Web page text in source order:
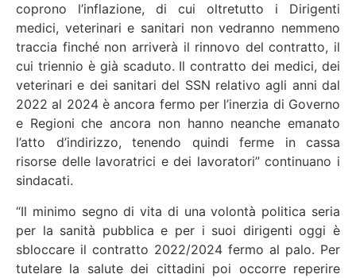
coprono l’inflazione, di cui oltretutto i Dirigenti
medici, veterinari e sanitari non vedranno nemmeno
traccia finché non arriverà il rinnovo del contratto, il
cui triennio è già scaduto. Il contratto dei medici, dei
veterinari e dei sanitari del SSN relativo agli anni dal
2022 al 2024 è ancora fermo per l’inerzia di Governo
e Regioni che ancora non hanno neanche emanato
l’atto d’indirizzo, tenendo quindi ferme in cassa
risorse delle lavoratrici e dei lavoratori” continuano i
sindacati.
“Il minimo segno di vita di una volontà politica seria
per la sanità pubblica e per i suoi dirigenti oggi è
sbloccare il contratto 2022/2024 fermo al palo. Per
tutelare la salute dei cittadini poi occorre reperire